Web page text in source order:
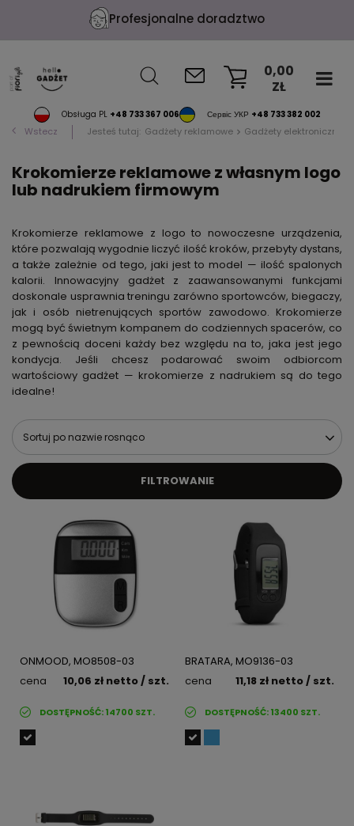
Darmowe wizualizacje
Obsługa PL +48 733 367 006 Сервіс УКР +48 733 382 002
0,00
ZŁ
Wstecz Jesteś tutaj: Gadżety reklamowe Gadżety elektroniczne
Krokomierze reklamowe z własnym logo
lub nadrukiem firmowym
Krokomierze reklamowe z logo to nowoczesne urządzenia,
które pozwalają wygodnie liczyć ilość kroków, przebyty dystans,
a także zależnie od tego, jaki jest to model — ilość spalonych
kalorii. Innowacyjny gadżet z zaawansowanymi funkcjami
doskonale usprawnia treningu zarówno sportowców, biegaczy,
jak i osób nietrenujących sportów zawodowo. Krokomierze
mogą być świetnym kompanem do codziennych spacerów, co
z pewnością doceni każdy bez względu na to, jaka jest jego
kondycja. Jeśli chcesz podarować swoim odbiorcom
wartościowy gadżet — krokomierze z nadrukiem są do tego
idealne!
Sortuj po nazwie rosnąco
FILTROWANIE
ONMOOD, MO8508-03
cena
10,06 zł netto/ szt.
DOSTĘPNOŚĆ:14700 SZT.
BRATARA, MO9136-03
cena
11,18 zł netto/ szt.
DOSTĘPNOŚĆ:13400 SZT.